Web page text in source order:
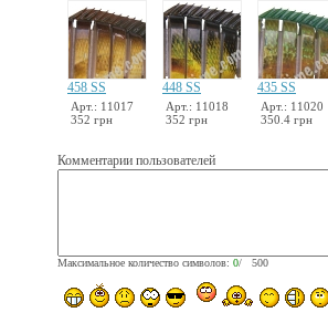
458 SS
Арт.: 11017
352 грн
448 SS
Арт.: 11018
352 грн
435 SS
Арт.: 11020
350.4 грн
Комментарии пользователей
Максимальное количество символов: 0/ 500